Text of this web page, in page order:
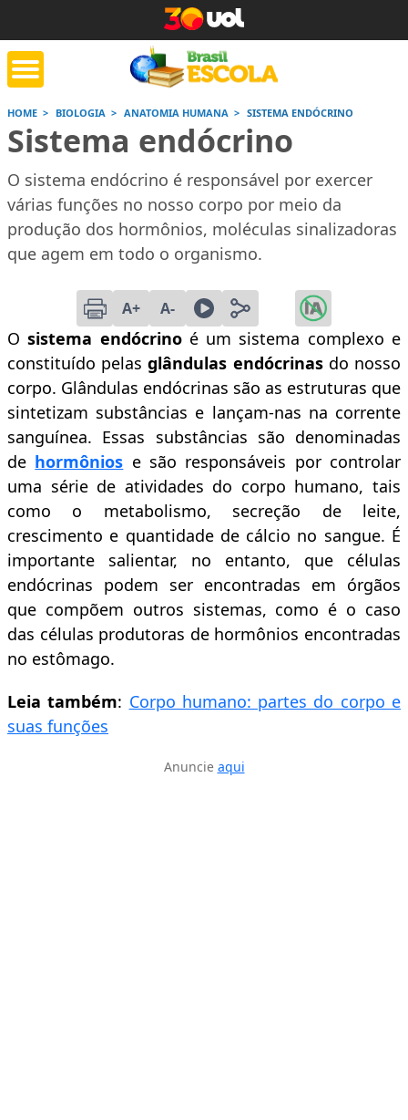
de tarefa
mais
Jornada do Enem
Saiba mais Saiba
HOME BIOLOGIA ANATOMIA HUMANA SISTEMA ENDÓCRINO
Sistema endócrino
O sistema endócrino é responsável por exercer
várias funções no nosso corpo por meio da
produção dos hormônios, moléculas sinalizadoras
que agem em todo o organismo.
A+ A-
Osistema endócrino é um sistema complexo e
constituído pelas glândulas endócrinasdo nosso
corpo. Glândulas endócrinas são as estruturas que
sintetizam substâncias e lançam-nas na corrente
sanguínea. Essas substâncias são denominadas
de hormônios e são responsáveis por controlar
uma série de atividades do corpo humano, tais
como o metabolismo, secreção de leite,
crescimento e quantidade de cálcio no sangue. É
importante salientar, no entanto, que células
endócrinas podem ser encontradas em órgãos
que compõem outros sistemas, como é o caso
das células produtoras de hormônios encontradas
no estômago.
Leia também: Corpo humano: partes do corpo e
suas funções
Anuncie aqui